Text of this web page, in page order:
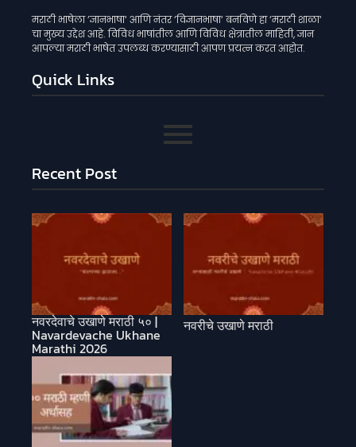
मराठी भाषेला ‘ज्ञानभाषा‘ आणि नंतर ‘विज्ञानभाषा‘ बनविणे हा ‘मराठी शाळा‘
चा मुख्य उद्देश आहे. विविध भाषांतील आणि विविध क्षेत्रातील माहिती, ज्ञान
आपल्या मराठी भाषेत उपलब्ध करण्यासाठी आपण प्रयत्न करत आहोत.
Quick Links
Recent Post
नवरदेवाचे उखाणे मराठी ५० |
Navardevache Ukhane
Marathi 2026
नवरीचे उखाणे मराठी